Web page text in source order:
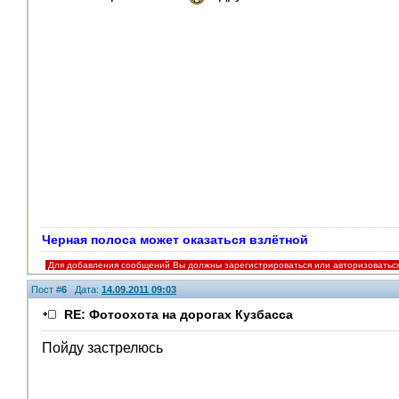
Черная полоса может оказаться взлётной
Для добавления сообщений Вы должны зарегистрироваться или
Пост #6 Дата: 14.09.2011 09:03
RE: Фотоохота на дорогах Кузбасса
Пойду застрелюсь